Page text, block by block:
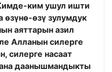
ким ушул ишти
өзү зулумдук
аяттарын азил
Алланын силерге
силерге насаат
даанышмандыкты